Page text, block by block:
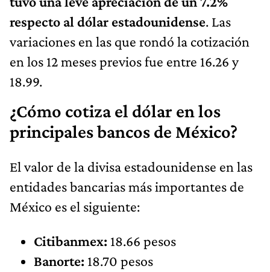
respecto al dólar estadounidense. Las
variaciones en las que rondó la cotización
en los 12 meses previos fue entre 16.26 y
18.99.
¿Cómo cotiza el dólar en los
principales bancos de México?
El valor de la divisa estadounidense en las
entidades bancarias más importantes de
México es el siguiente:
Citibanmex: 18.66 pesos
Banorte: 18.70 pesos